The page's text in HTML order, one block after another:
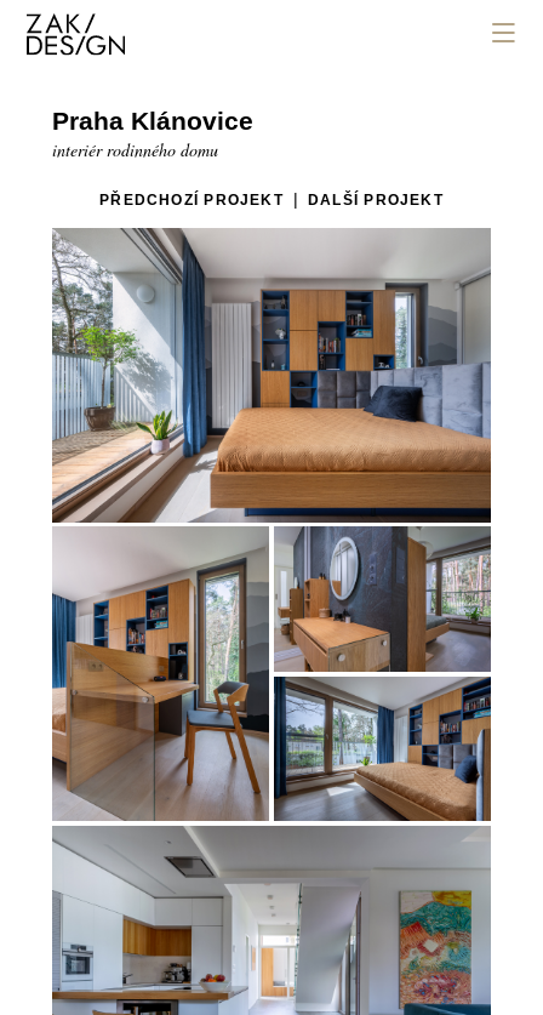
Praha Klánovice
interiér rodinného domu
PŘEDCHOZÍ PROJEKT| DALŠÍ PROJEKT